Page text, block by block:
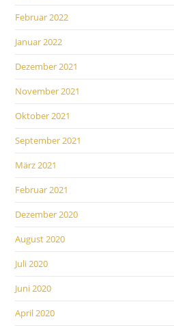
Februar 2022
Januar 2022
Dezember 2021
November 2021
Oktober 2021
September 2021
März 2021
Februar 2021
Dezember 2020
August 2020
Juli 2020
Juni 2020
April 2020